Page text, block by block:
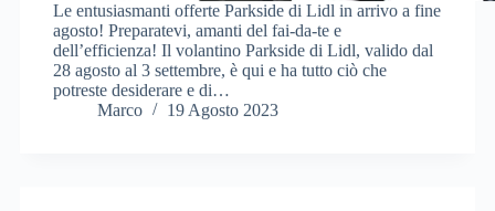
Le entusiasmanti offerte Parkside di Lidl in arrivo a fine
agosto! Preparatevi, amanti del fai-da-te e
dell’efficienza! Il volantino Parkside di Lidl, valido dal
28 agosto al 3 settembre, è qui e ha tutto ciò che
potreste desiderare e di…
Marco
19 Agosto 2023